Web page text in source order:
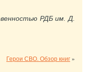
РДБ им. Д.
Герои СВО. Обзор книг »